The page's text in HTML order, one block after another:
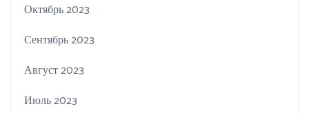
Октябрь 2023
Сентябрь 2023
Август 2023
Июль 2023